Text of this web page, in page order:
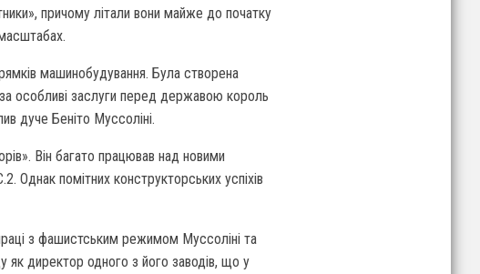
причому літали вони майже до початку
машинобудування. Була створена
особливі заслуги перед державою король
дуче Беніто Муссоліні.
Він багато працював над новими
Однак помітних конструкторських успіхів
з фашистським режимом Муссоліні та
як директор одного з його заводів, що у